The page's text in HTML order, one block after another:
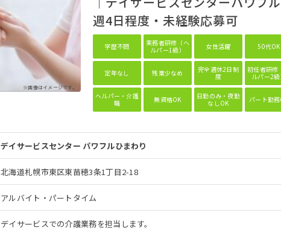
※画像はイメージです。
週4日程度・未経験応募可
学歴不問
実務者研修（ヘ
ルパー1級）
女性活躍 50代OK
定年なし 残業少なめ
完全週休2日制
度
初任者研修
ルパー2級
ヘルパー・介護
職
無資格OK
日勤のみ・夜勤
なしOK
パート勤
デイサービスセンター パワフルひまわり
北海道札幌市東区東苗穂3条1丁目2-18
アルバイト・パートタイム
デイサービスでの介護業務を担当します。